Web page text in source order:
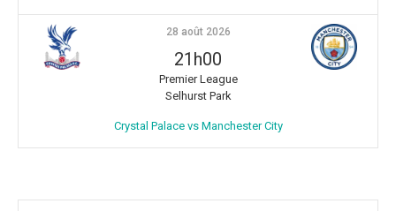
28 août 2026
21h00
Premier League
Selhurst Park
Crystal Palace vs Manchester City